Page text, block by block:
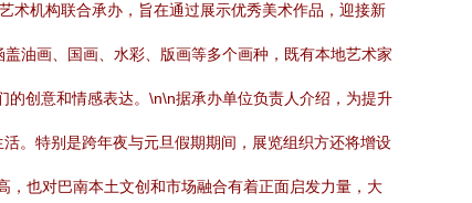
术机构联合承办，旨在通过展示优秀美术作品，迎接新
油画、国画、水彩、版画等多个画种，既有本地艺术家
创意和情感表达。\n\n据承办单位负责人介绍，为提升
。特别是跨年夜与元旦假期期间，展览组织方还将增设
，也对巴南本土文创和市场融合有着正面启发力量，大